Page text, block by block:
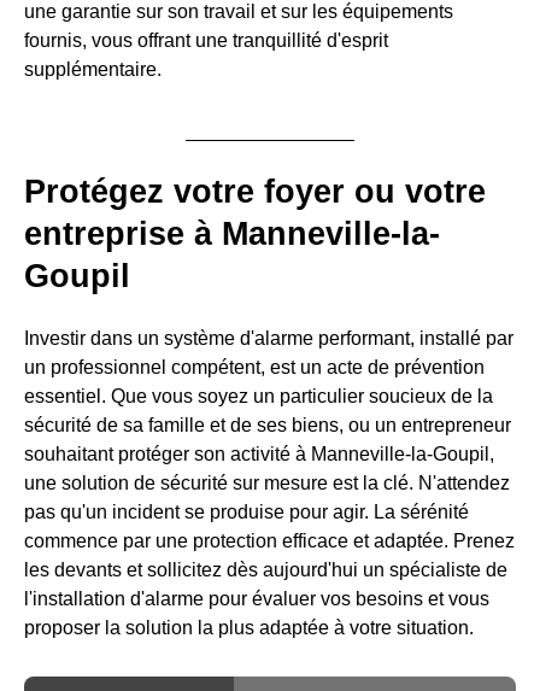
une garantie sur son travail et sur les équipements
fournis, vous offrant une tranquillité d'esprit
supplémentaire.
Protégez votre foyer ou votre
entreprise à Manneville-la-
Goupil
Investir dans un système d'alarme performant, installé par
un professionnel compétent, est un acte de prévention
essentiel. Que vous soyez un particulier soucieux de la
sécurité de sa famille et de ses biens, ou un entrepreneur
souhaitant protéger son activité à Manneville-la-Goupil,
une solution de sécurité sur mesure est la clé. N'attendez
pas qu'un incident se produise pour agir. La sérénité
commence par une protection efficace et adaptée. Prenez
les devants et sollicitez dès aujourd'hui un spécialiste de
l'installation d'alarme pour évaluer vos besoins et vous
proposer la solution la plus adaptée à votre situation.